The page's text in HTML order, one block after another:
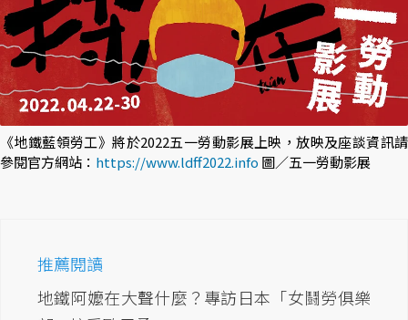
《地鐵藍領勞工》將於2022五一勞動影展上映，放映及座談資訊請
參閱官方網站： https://www.ldff2022.info 圖／五一勞動影展
推薦閱讀
地鐵阿嬤在大聲什麼？專訪日本「女鬪勞俱樂